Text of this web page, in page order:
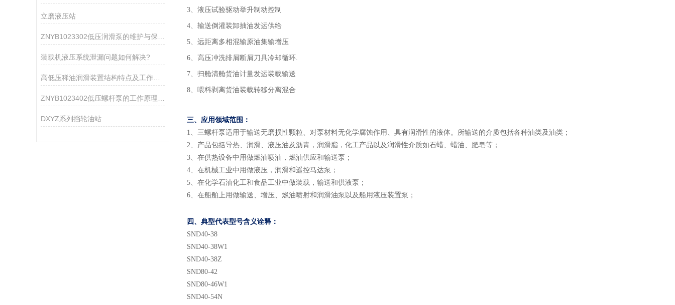
立磨液压站
装载机液压系统泄漏问题如何解决?
高低压稀油润滑装置结构特点及工作原理
DXYZ系列挡轮油站
3、液压试验驱动举升制动控制
4、输送倒灌装卸抽油发运供给
5、远距离多相混输原油集输增压
6、高压冲洗排屑断屑刀具冷却循环.
7、扫舱清舱货油计量发运装载输送
8、喂料剥离货油装载转移分离混合
三、应用领域范围 ：
1、 三螺杆泵适用于输送无磨损性颗粒、对泵材料无化学腐蚀作用、具有润滑性的液体。所输送的介质包括各种油类及油类；
2、 产品包括导热、润滑、液压油及沥青，润滑脂，化工产品以及润滑性介质如石蜡、蜡油、肥皂等；
3、 在供热设备中用做燃油喷油，燃油供应和输送泵；
4、 在机械工业中用做液压，润滑和遥控马达泵；
5、 在化学石油化工和食品工业中做装载，输送和供液泵；
6、 在船舶上用做输送、增压、燃油喷射和润滑油泵以及船用液压装置泵；
四、典型代表型号含义诠释：
SND40-38
SND40-38W1
SND40-38Z
SND80-42
SND80-46W1
SND40-54N